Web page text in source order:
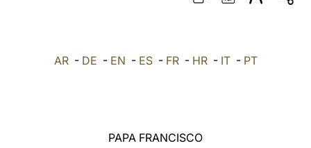
AR- DE - EN - ES- FR- HR- IT- PT
PAPA FRANCISCO